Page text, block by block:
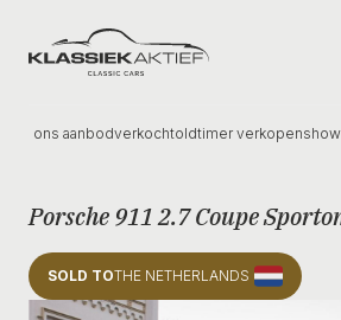
Klassiek Aktief
ons aanbodverkochtoldtimer verkopen
Porsche 911 2.7 Coupe
SOLD TOTHE NETHERLANDS